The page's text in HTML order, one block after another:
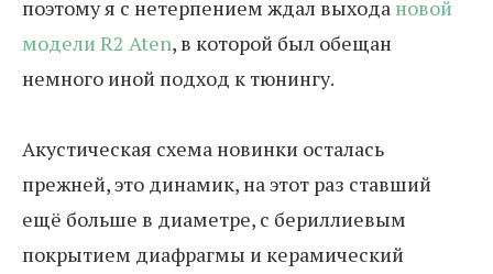
поэтому я с нетерпением ждал выхода новой
модели R2 Aten, в которой был обещан
немного иной подход к тюнингу.
Акустическая схема новинки осталась
прежней, это динамик, на этот раз ставший
ещё больше в диаметре, с бериллиевым
покрытием диафрагмы и керамический